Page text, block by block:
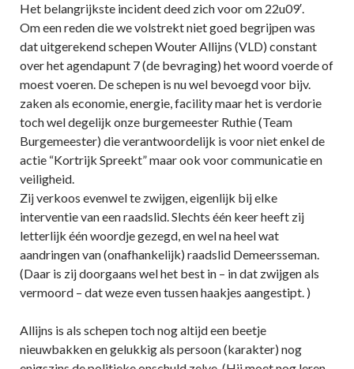
Het belangrijkste incident deed zich voor om 22u09′.
Om een reden die we volstrekt niet goed begrijpen was
dat uitgerekend schepen Wouter Allijns (VLD) constant
over het agendapunt 7 (de bevraging) het woord voerde of
moest voeren. De schepen is nu wel bevoegd voor bijv.
zaken als economie, energie, facility maar het is verdorie
toch wel degelijk onze burgemeester Ruthie (Team
Burgemeester) die verantwoordelijk is voor niet enkel de
actie “Kortrijk Spreekt” maar ook voor communicatie en
veiligheid.
Zij verkoos evenwel te zwijgen, eigenlijk bij elke
interventie van een raadslid. Slechts één keer heeft zij
letterlijk één woordje gezegd, en wel na heel wat
aandringen van (onafhankelijk) raadslid Demeersseman.
(Daar is zij doorgaans wel het best in – in dat zwijgen als
vermoord – dat weze even tussen haakjes aangestipt. )
Allijns is als schepen toch nog altijd een beetje
nieuwbakken en gelukkig als persoon (karakter) nog